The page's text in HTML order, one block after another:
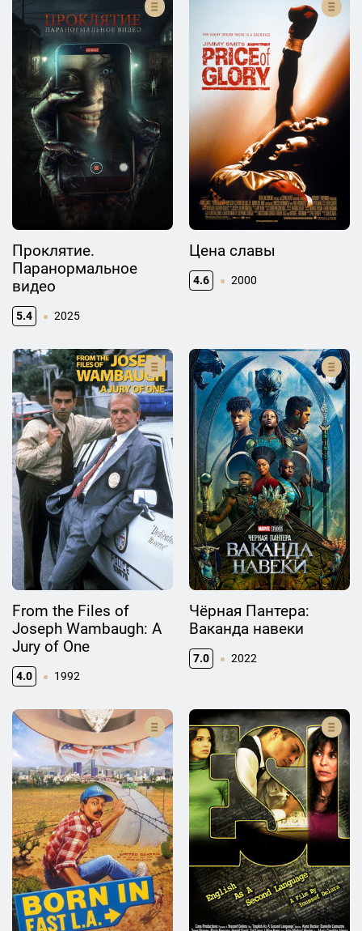
Проклятие.
Паранормальное
видео
5.4 2025
Цена славы
4.6 2000
From the Files of
Joseph Wambaugh: A
Jury of One
4.0 1992
Чёрная Пантера:
Ваканда навеки
7.0 2022